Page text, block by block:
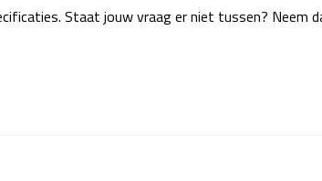
Staat jouw vraag er niet tussen? Neem